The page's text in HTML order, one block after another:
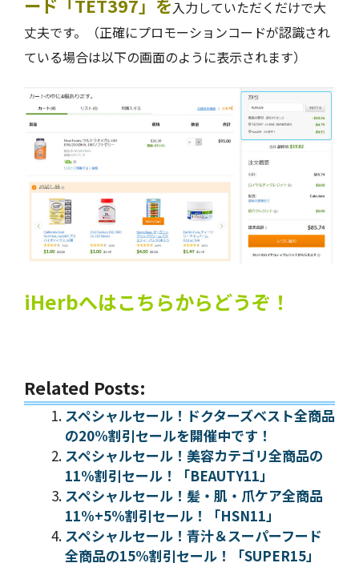
ード「TET397」を入力していただくだけで大
丈夫です。（正確にプロモーションコードが認識され
ている場合は以下の画面のように表示されます）
iHerbへはこちらからどうぞ！
Related Posts:
スペシャルセール！ドクターズベスト全商品
の20%割引セールを開催中です！
スペシャルセール！美容カテゴリ全商品の
11%割引セール！「BEAUTY11」
スペシャルセール！髪・肌・爪ケア全商品
11%+5%割引セール！「HSN11」
スペシャルセール！青汁＆スーパーフード
全商品の15%割引セール！「SUPER15」